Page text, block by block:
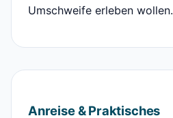
Umschweife erleben wollen.
Anreise & Praktisches